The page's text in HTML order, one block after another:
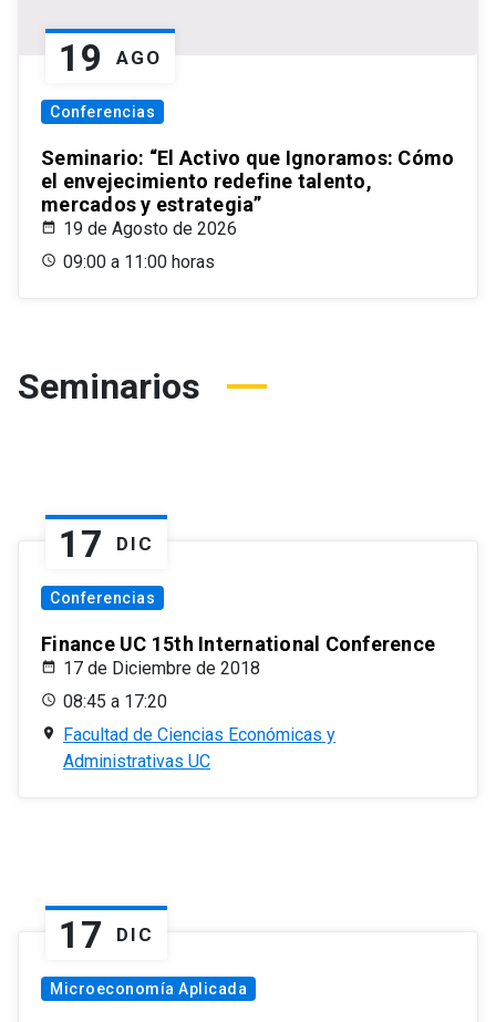
19 AGO
Conferencias
Seminario: “El Activo que Ignoramos: Cómo
el envejecimiento redefine talento,
mercados y estrategia”
19 de Agosto de 2026
09:00 a 11:00 horas
Seminarios
17 DIC
Conferencias
Finance UC 15th International Conference
17 de Diciembre de 2018
08:45 a 17:20
Facultad de Ciencias Económicas y
Administrativas UC
17 DIC
Microeconomía Aplicada